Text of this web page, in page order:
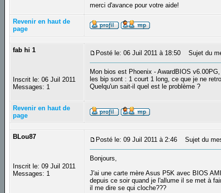
merci d'avance pour votre aide!
Revenir en haut de
page
fab hi 1
Inscrit le: 06 Juil 2011
Messages: 1
Posté le: 06 Juil 2011 à 18:50 Sujet du
Mon bios est Phoenix - AwardBIOS v6.00PG,
les bip sont : 1 court 1 long, ce que je ne
Quelqu'un sait-il quel est le problème ?
Revenir en haut de
page
BLou87
Inscrit le: 09 Juil 2011
Messages: 1
Posté le: 09 Juil 2011 à 2:46 Sujet du
Bonjours,
J'ai une carte mère Asus P5K avec BIOS
depuis ce soir quand je l'allume il se met à
il me dire se qui cloche???